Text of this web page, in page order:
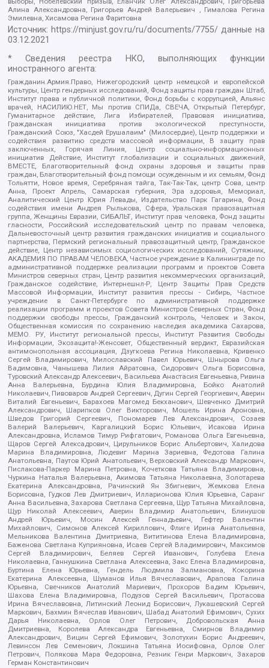
Алина Александровна, Григорьев Андрей Валерьевич , Гималова Регина
Эмилевна, Хисамова Регина Фаритовна
Источник: https://minjust.gov.ru/ru/documents/7755/ данные на
03.12.2021
* Сведения реестра НКО, выполняющих функции
иностранного агента:
Гражданин.Армия.Право, Нижегородский центр немецкой и европейской
культуры, Центр гендерных исследований, Фонд защиты прав граждан Штаб,
Институт права и публичной политики, Фонд борьбы с коррупцией, Альянс
врачей, НАСИЛИЮ.НЕТ, Мы против СПИДа, СВЕЧА, Открытый Петербург,
Гуманитарное действие, Лига Избирателей, Правовая инициатива,
Гражданская инициатива против экологической преступности,
Гражданский Союз, "Хасдей Ерушалаим" (Милосердие), Центр поддержки и
содействия развитию средств массовой информации, В защиту прав
заключенных, Горячая Линия, Центр социально-информационных
инициатив Действие, Институт глобализации и социальных движений,
ВМЕСТЕ, Благотворительный фонд охраны здоровья и защиты прав
граждан, Благотворительный фонд помощи осужденным и их семьям, Фонд
Тольятти, Новое время, Серебряная тайга, Так-Так-Так, центр Сова, центр
Анна, Проект Апрель, Самарская губерния, Эра здоровья, Мемориал,
Аналитический Центр Юрия Левады, Издательство Парк Гагарина, Фонд
содействия имени Андрея Рылькова, Сфера, Уральская правозащитная
группа, Женщины Евразии, СИБАЛЬТ, Институт прав человека, Фонд защиты
гласности, Российский исследовательский центр по правам человека,
Дальневосточный центр развития гражданских инициатив и социального
партнерства, Пермский региональный правозащитный центр, Гражданское
действие, Центр независимых социологических исследований, Сутяжник,
АКАДЕМИЯ ПО ПРАВАМ ЧЕЛОВЕКА, Частное учреждение в Калининграде по
административной поддержке реализации программ и проектов Совета
Министров северных стран, Центр развития некоммерческих организаций,
Гражданское содействие, Интернешнл-Р, Центр Защиты Прав Средств
Массовой Информации, Институт развития прессы - Сибирь, Частное
учреждение в Санкт-Петербурге по административной поддержке
реализации программ и проектов Совета Министров Северных Стран, Фонд
поддержки свободы прессы, Гражданский контроль, Человек и Закон,
Общественная комиссия по сохранению наследия академика Сахарова,
МЕМО. РУ, Институт региональной прессы, Институт Развития Свободы
Информации, Экозащита!-Женсовет, Общественный вердикт, Евразийская
антимонопольная ассоциация, Дзугкоева Регина Николаевна, Кривенко
Сергей Владимирович, Милославский Павел Юрьевич, Шнырова Ольга
Вадимовна, Чанышева Лилия Айратовна, Сидорович Ольга Борисовна,
Туровский Александр Алексеевич, Васильева Анастасия Евгеньевна, Ривина
Анна Валерьевна, Бурдина Юлия Владимировна, Бойко Анатолий
Николаевич, Пивоваров Андрей Сергеевич, Дугин Сергей Георгиевич, Аверин
Виталий Евгеньевич, Барахоев Магомед Бекханович, Шевченко Дмитрий
Александрович, Шарипков Олег Викторович, Мошель Ирина Ароновна,
Шведов Григорий Сергеевич, Пономарев Лев Александрович, Созаев
Валерий Валерьевич, Каргалицкий Борис Юльевич, Исакова Ирина
Александровна, Исламов Тимур Рифгатович, Романова Ольга Евгеньевна,
Щаров Сергей Алексадрович, Цирульников Борис Альбертович, Халидова
Марина Владимировна, Людевиг Марина Зариевна, Федотова Галина
Анатольевна, Паутов Юрий Анатольевич, Верховский Александр Маркович,
Пислакова-Паркер Марина Петровна, Кочеткова Татьяна Владимировна,
Чуркина Наталья Валерьевна, Акимова Татьяна Николаевна, Золотарева
Екатерина Александровна, Рачинский Ян Збигневич, Жемкова Елена
Борисовна, Гудков Лев Дмитриевич, Илларионова Юлия Юрьевна, Саранг
Анна Васильевна, Захарова Светлана Сергеевна, Щур Татьяна Михайловна,
Щур Николай Алексеевич, Аверин Владимир Анатольевич, Блинушов
Андрей Юрьевич, Мосин Алексей Геннадьевич, Гефтер Валентин
Михайлович, Симонов Алексей Кириллович, Флиге Ирина Анатольевна,
Мельникова Валентина Дмитриевна, Вититинова Елена Владимировна,
Баженова Светлана Куприяновна, Исаев Сергей Владимирович, Максимов
Сергей Владимирович, Беляев Сергей Иванович, Голубева Елена
Николаевна, Ганнушкина Светлана Алексеевна, Закс Елена Владимировна,
Буртина Елена Юрьевна, Гендель Людмила Залмановна, Кокорина
Екатерина Алексеевна, Шуманов Илья Вячеславович, Арапова Галина
Юрьевна, Свечников Анатолий Мариевич, Прохоров Вадим Юрьевич,
Шахова Елена Владимировна, Подузов Сергей Васильевич, Протасова
Ирина Вячеславовна, Литинский Леонид Борисович, Лукашевский Сергей
Маркович, Бахмин Вячеслав Иванович, Шабад Анатолий Ефимович, Сухих
Дарья Николаевна, Орлов Олег Петрович, Добровольская Анна
Дмитриевна, Королева Александра Евгеньевна, Смирнов Владимир
Александрович, Вицин Сергей Ефимович, Золотухин Борис Андреевич,
Левинсон Лев Семенович, Локшина Татьяна Иосифовна, Орлов Олег
Петрович, Полякова Мара Федоровна, Резник Генри Маркович, Захаров
Герман Константинович